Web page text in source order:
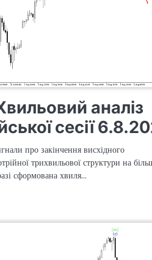
аналіз
сесії
про закінчення висхідного
трихвильової структури на
сформована хвиля…